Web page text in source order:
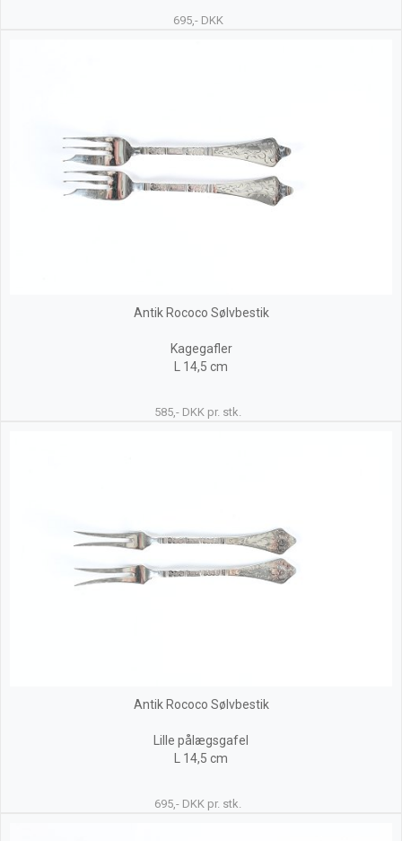
695,- DKK
Antik Rococo Sølvbestik
Kagegafler
L 14,5 cm
585,- DKK pr. stk.
Antik Rococo Sølvbestik
Lille pålægsgafel
L 14,5 cm
695,- DKK pr. stk.